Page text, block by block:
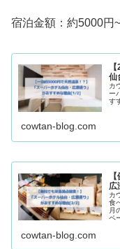
宿泊金額：約5000円~
仙
カ
ー
す
cowtan-blog.com
広
カ
食
月
ペ
cowtan-blog.com